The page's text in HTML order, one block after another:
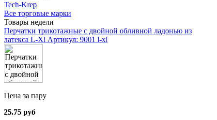
Tech-Krep
Все торговые марки
Товары недели
Перчатки трикотажные с двойной обливной ладонью из
латекса L-Xl Артикул: 9001 l-xl
Цена за пару
25.75 руб